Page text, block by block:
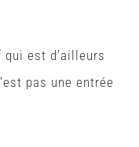
est d’ailleurs
pas une entrée